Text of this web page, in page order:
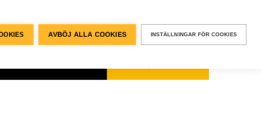
Konsumentvägen 12, Älvsjö
Sök
efter:
AVBÖJ ALLA COOKIES INSTÄLLNINGAR FÖR COOKIES